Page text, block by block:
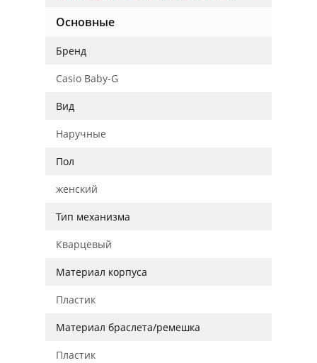
Основные
Бренд
Casio Baby-G
Вид
Наручные
Пол
женский
Тип механизма
Кварцевый
Материал корпуса
Пластик
Материал браслета/ремешка
Пластик